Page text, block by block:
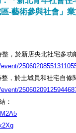
-藝術參與社會」
，於新店央北社宅多
，於土城員和社宅自
：